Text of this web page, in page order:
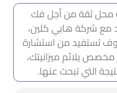
محل ثقة من أجل فك
مع شركة هابي كلين،
تستفيد من استشارة
يلائم ميزانيتك،
التي تبحث عنها.